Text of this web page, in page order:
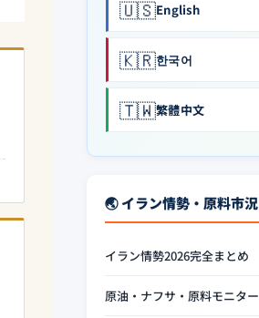
🇺🇸English
🇰🇷한국어
🇹🇼繁體中文
🌏 イラン情勢・原料市況
イラン情勢2026完全まとめ
原油・ナフサ・原料モニター